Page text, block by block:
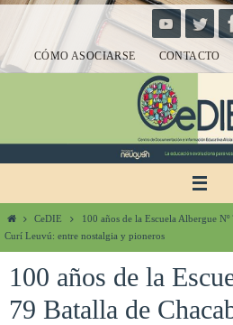
contenidoCÓMO ASOCIARSE CONTACTO
InicioCeDIE
100 años de la Escuela Albergue
Curí Leuvú: entre nostalgia y pioneros
100 años de la
79 Batalla de